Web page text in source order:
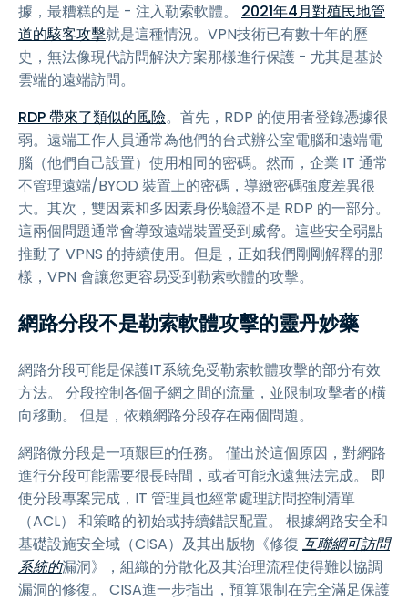
據，最糟糕的是 - 注入勒索軟體。 2021年4月對殖民地管
道的駭客攻擊就是這種情況。VPN技術已有數十年的歷
史，無法像現代訪問解決方案那樣進行保護 - 尤其是基於
雲端的遠端訪問。
RDP 帶來了類似的風險。首先，RDP 的使用者登錄憑據很
弱。遠端工作人員通常為他們的台式辦公室電腦和遠端電
腦（他們自己設置）使用相同的密碼。然而，企業 IT 通常
不管理遠端/BYOD 裝置上的密碼，導緻密碼強度差異很
大。其次，雙因素和多因素身份驗證不是 RDP 的一部分。
這兩個問題通常會導致遠端裝置受到威脅。這些安全弱點
推動了 VPNS 的持續使用。但是，正如我們剛剛解釋的那
樣，VPN 會讓您更容易受到勒索軟體的攻擊。
網路分段不是勒索軟體攻擊的靈丹妙藥
網路分段可能是保護IT系統免受勒索軟體攻擊的部分有效
方法。 分段控制各個子網之間的流量，並限制攻擊者的橫
向移動。 但是，依賴網路分段存在兩個問題。
網路微分段是一項艱巨的任務。 僅出於這個原因，對網路
進行分段可能需要很長時間，或者可能永遠無法完成。 即
使分段專案完成，IT 管理員也經常處理訪問控制清單
（ACL） 和策略的初始或持續錯誤配置。 根據網路安全和
基礎設施安全域（CISA）及其出版物《修復 互聯網可訪問
系統的漏洞》，組織的分散化及其治理流程使得難以協調
漏洞的修復。 CISA進一步指出，預算限制在完全滿足保護